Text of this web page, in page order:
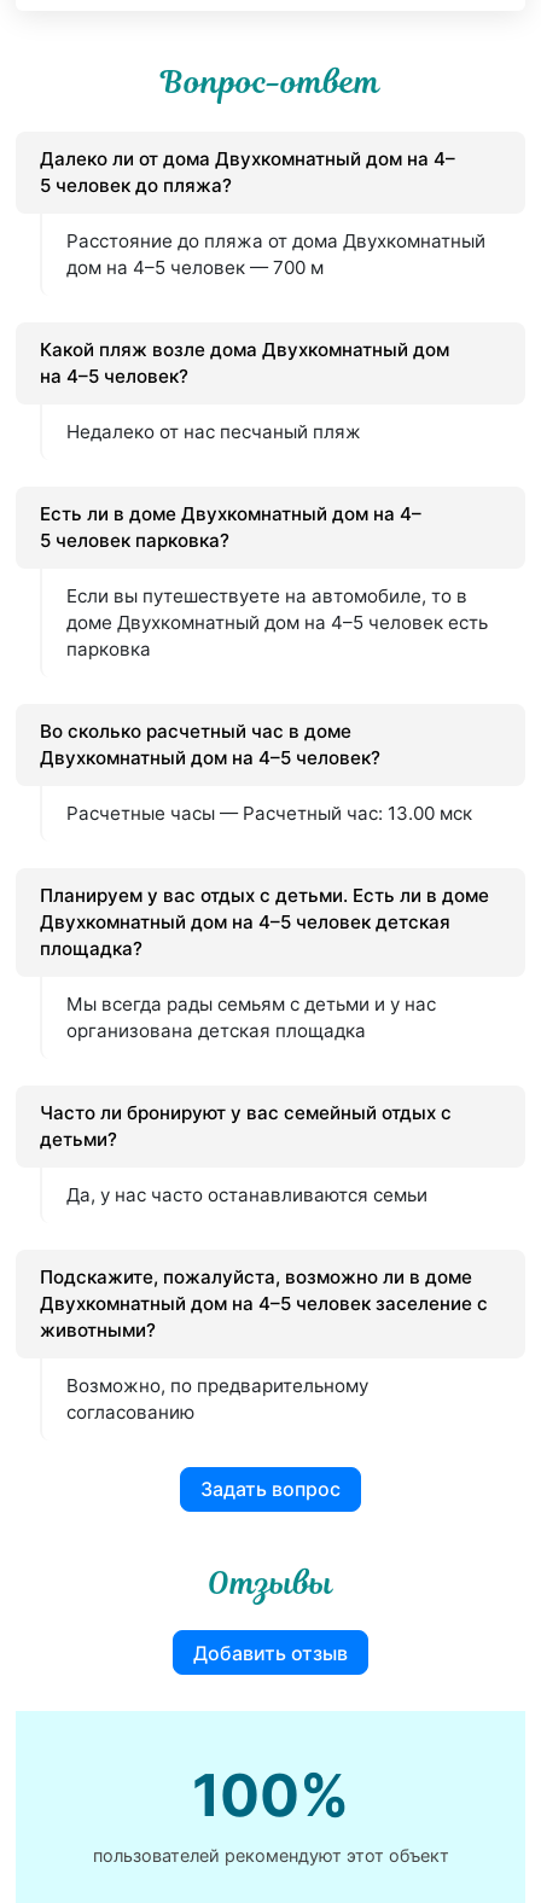
Вопрос-ответ
Далеко ли от дома Двухкомнатный дом на 4–
5 человек до пляжа?
Расстояние до пляжа от дома Двухкомнатный
дом на 4–5 человек — 700 м
Какой пляж возле дома Двухкомнатный дом
на 4–5 человек?
Недалеко от нас песчаный пляж
Есть ли в доме Двухкомнатный дом на 4–
5 человек парковка?
Если вы путешествуете на автомобиле, то в
доме Двухкомнатный дом на 4–5 человек есть
парковка
Во сколько расчетный час в доме
Двухкомнатный дом на 4–5 человек?
Расчетные часы — Расчетный час: 13.00 мск
Планируем у вас отдых с детьми. Есть ли в доме
Двухкомнатный дом на 4–5 человек детская
площадка?
Мы всегда рады семьям с детьми и у нас
организована детская площадка
Часто ли бронируют у вас семейный отдых с
детьми?
Да, у нас часто останавливаются семьи
Подскажите, пожалуйста, возможно ли в доме
Двухкомнатный дом на 4–5 человек заселение с
животными?
Возможно, по предварительному
согласованию
Задать вопрос
Отзывы
Добавить отзыв
100%
пользователей рекомендуют этот объект